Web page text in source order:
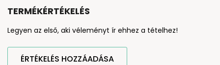
TERMÉKÉRTÉKELÉS
Legyen az első, aki véleményt ír ehhez a tételhez!
ÉRTÉKELÉS HOZZÁADÁSA